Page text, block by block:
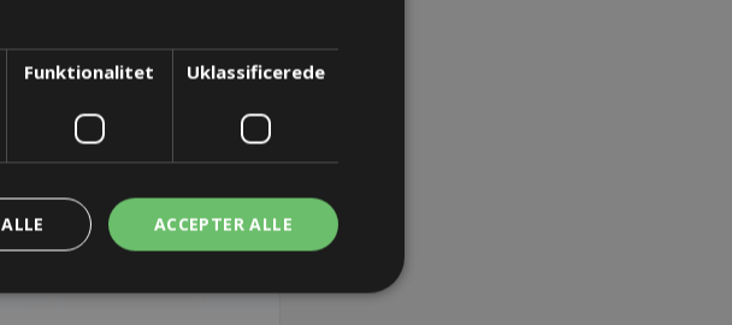
Funktionalitet Uklassificerede
ACCEPTER ALLE